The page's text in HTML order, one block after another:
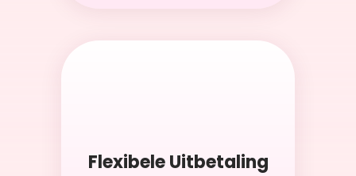
Flexibele Uitbetaling